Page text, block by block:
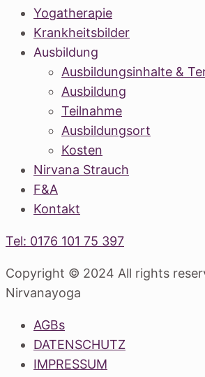
Yogatherapie
Krankheitsbilder
Ausbildung
Ausbildungsinhalte &
Ausbildung
Teilnahme
Ausbildungsort
Kosten
Nirvana Strauch
F&A
Kontakt
Tel: 0176 101 75 397
Copyright © 2024 All rights
Nirvanayoga
AGBs
DATENSCHUTZ
IMPRESSUM